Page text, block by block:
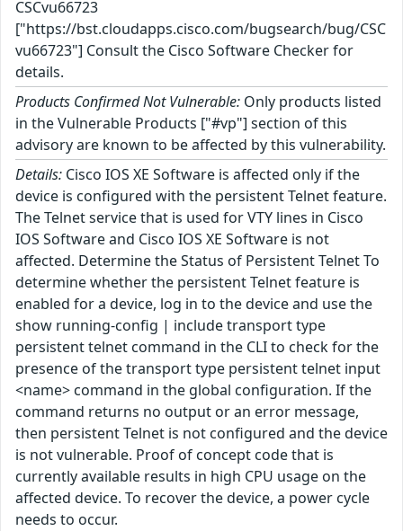
CSCvu66723
["https://bst.cloudapps.cisco.com/bugsearch/bug/CSC
vu66723"] Consult the Cisco Software Checker for
details.
Products Confirmed Not Vulnerable: Only products listed
in the Vulnerable Products ["#vp"] section of this
advisory are known to be affected by this vulnerability.
Details: Cisco IOS XE Software is affected only if the
device is configured with the persistent Telnet feature.
The Telnet service that is used for VTY lines in Cisco
IOS Software and Cisco IOS XE Software is not
affected. Determine the Status of Persistent Telnet To
determine whether the persistent Telnet feature is
enabled for a device, log in to the device and use the
show running-config | include transport type
persistent telnet command in the CLI to check for the
presence of the transport type persistent telnet input
<name> command in the global configuration. If the
command returns no output or an error message,
then persistent Telnet is not configured and the device
is not vulnerable. Proof of concept code that is
currently available results in high CPU usage on the
affected device. To recover the device, a power cycle
needs to occur.